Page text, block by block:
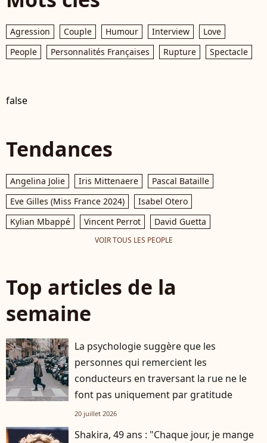
Agression Couple Humour Interview
Love
People
Personnalités Françaises Rupture Spectacle
false
Tendances
Angelina Jolie Iris Mittenaere
Pascal Bataille
Eve Gilles (Miss France 2024)
Isabel Otero
Kylian Mbappé
Vincent Perrot David Guetta
VOIR TOUS LES PEOPLE
Top articles de la
semaine
La psychologie suggère que les
personnes qui remercient les
conducteurs en traversant la rue ne le
font pas uniquement par gratitude
20 juillet 2026
Shakira, 49 ans : "Chaque jour, je mange